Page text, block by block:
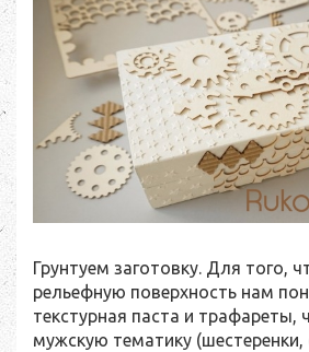
Грунтуем заготовку. Для того,
рельефную поверхность нам
текстурная паста и трафареты,
мужскую тематику (шестеренки,